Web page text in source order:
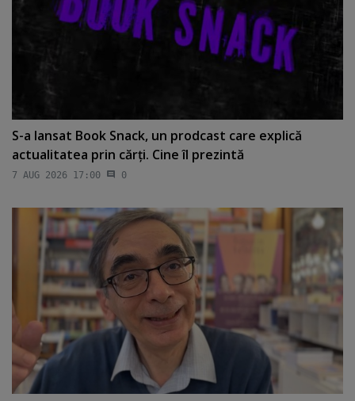
S-a lansat Book Snack, un prodcast care explică
actualitatea prin cărţi. Cine îl prezintă
7 AUG 2026 17:00 0